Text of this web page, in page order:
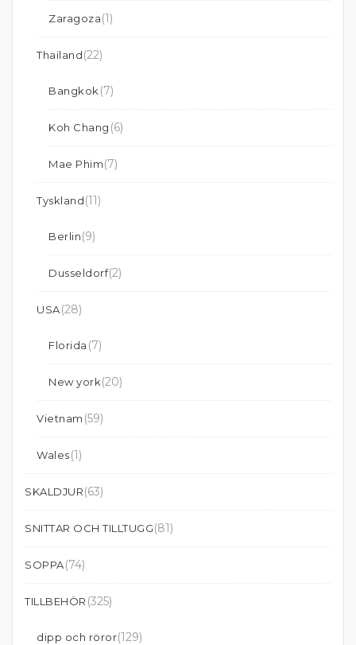
Zaragoza(1)
Thailand(22)
Bangkok (7)
Koh Chang (6)
Mae Phim(7)
Tyskland(11)
Berlin(9)
Dusseldorf(2)
USA(28)
Florida (7)
New york(20)
Vietnam (59)
Wales(1)
SKALDJUR(63)
SNITTAR OCH TILLTUGG(81)
SOPPA(74)
TILLBEHÖR (325)
dipp och röror(129)